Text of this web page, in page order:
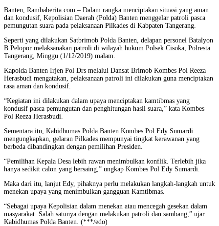
Banten, Rambaberita.com – Dalam rangka menciptakan situasi yang aman
dan kondusif, Kepolisian Daerah (Polda) Banten menggelar patroli pasca
pemungutan suara pada pelaksanaan Pilkades di Kabpaten Tangerang.
Seperti yang dilakukan Satbrimob Polda Banten, delapan personel Batalyon
B Pelopor melaksanakan patroli di wilayah hukum Polsek Cisoka, Polresta
Tangerang, Minggu (1/12/2019) malam.
Kapolda Banten Irjen Pol Drs melalui Dansat Brimob Kombes Pol Reeza
Herasbudi mengatakan, pelaksanaan patroli ini dilakukan guna menciptakan
rasa aman dan kondusif.
“Kegiatan ini dilakukan dalam upaya menciptakan kamtibmas yang
kondusif pasca pemungutan dan penghitungan hasil suara,” kata Kombes
Pol Reeza Herasbudi.
Sementara itu, Kabidhumas Polda Banten Kombes Pol Edy Sumardi
mengungkapkan, gelaran Pilkades mempunyai tingkat kerawanan yang
berbeda dibandingkan dengan pemilihan Presiden.
“Pemilihan Kepala Desa lebih rawan menimbulkan konflik. Terlebih jika
hanya sedikit calon yang bersaing,” ungkap Kombes Pol Edy Sumardi.
Maka dari itu, lanjut Edy, pihaknya perlu melakukan langkah-langkah untuk
menekan upaya yang menimbulkan gangguan Kamtibmas.
“Sebagai upaya Kepolisian dalam menekan atau mencegah gesekan dalam
masyarakat. Salah satunya dengan melakukan patroli dan sambang,” ujar
Kabidhumas Polda Banten. (***/edo)